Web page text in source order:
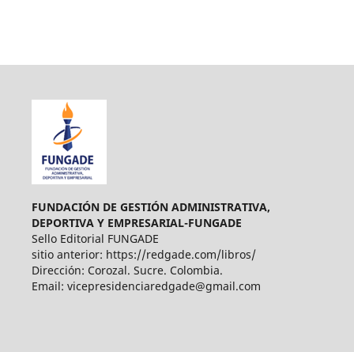
FUNDACIÓN DE GESTIÓN ADMINISTRATIVA,
DEPORTIVA Y EMPRESARIAL-FUNGADE
Sello Editorial FUNGADE
sitio anterior: https://redgade.com/libros/
Dirección: Corozal. Sucre. Colombia.
Email: vicepresidenciaredgade@gmail.com